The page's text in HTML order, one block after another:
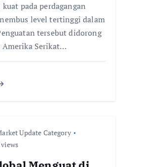
pada perdagangan
level tertinggi dalam
tersebut didorong
Amerika Serikat…
Update Category
views